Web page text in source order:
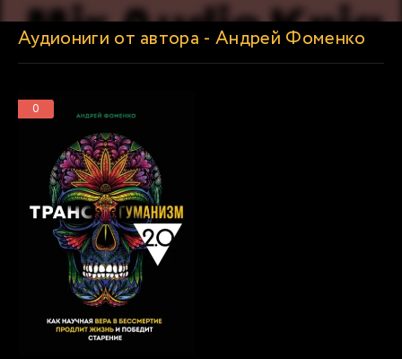
Аудиониги от автора - Андрей Фоменко
0